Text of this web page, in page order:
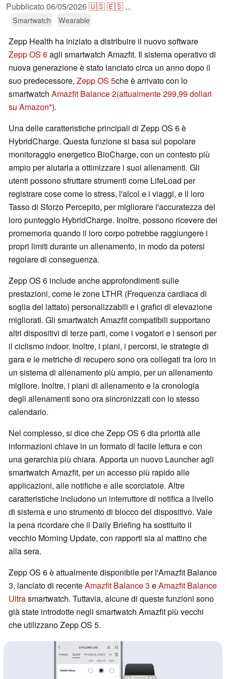
Pubblicato 06/05/2026🇺🇸🇪🇸 ...
Smartwatch Wearable
Zepp Health ha iniziato a distribuire il nuovo software
Zepp OS 6agli smartwatch Amazfit. Il sistema operativo di
nuova generazione è stato lanciato circa un anno dopo il
suo predecessore, Zepp OS 5che è arrivato con lo
smartwatch Amazfit Balance 2(attualmente 299,99 dollari
su Amazon ).
Una delle caratteristiche principali di Zepp OS 6 è
HybridCharge. Questa funzione si basa sul popolare
monitoraggio energetico BioCharge, con un contesto più
ampio per aiutarla a ottimizzare i suoi allenamenti. Gli
utenti possono sfruttare strumenti come LifeLoad per
registrare cose come lo stress, l'alcol e i viaggi, e il loro
Tasso di Sforzo Percepito, per migliorare l'accuratezza del
loro punteggio HybridCharge. Inoltre, possono ricevere dei
promemoria quando il loro corpo potrebbe raggiungere i
propri limiti durante un allenamento, in modo da potersi
regolare di conseguenza.
Zepp OS 6 include anche approfondimenti sulle
prestazioni, come le zone LTHR (Frequenza cardiaca di
soglia del lattato) personalizzabili e i grafici di elevazione
migliorati. Gli smartwatch Amazfit compatibili supportano
altri dispositivi di terze parti, come i vogatori e i sensori per
il ciclismo indoor. Inoltre, i piani, i percorsi, le strategie di
gara e le metriche di recupero sono ora collegati tra loro in
un sistema di allenamento più ampio, per un allenamento
migliore. Inoltre, i piani di allenamento e la cronologia
degli allenamenti sono ora sincronizzati con lo stesso
calendario.
Nel complesso, si dice che Zepp OS 6 dia priorità alle
informazioni chiave in un formato di facile lettura e con
una gerarchia più chiara. Apporta un nuovo Launcher agli
smartwatch Amazfit, per un accesso più rapido alle
applicazioni, alle notifiche e alle scorciatoie. Altre
caratteristiche includono un interruttore di notifica a livello
di sistema e uno strumento di blocco del dispositivo. Vale
la pena ricordare che il Daily Briefing ha sostituito il
vecchio Morning Update, con rapporti sia al mattino che
alla sera.
Zepp OS 6 è attualmente disponibile per l'Amazfit Balance
3, lanciato di recenteAmazfit Balance 3 eAmazfit Balance
Ultrasmartwatch. Tuttavia, alcune di queste funzioni sono
già state introdotte negli smartwatch Amazfit più vecchi
che utilizzano Zepp OS 5.